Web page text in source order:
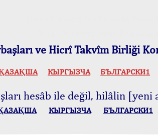
ve Hicrî Takvîm Birliği
КЫPГЫЗЧA БЪЛГАРСКИ1
hesâb ile değil, hilâlin [yeni
КЫPГЫЗЧA БЪЛГАРСКИ1